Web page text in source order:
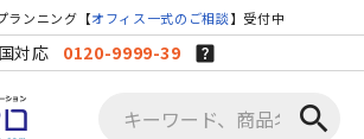
ランニング【オフィス一式のご相談】受付中
対応 0120-9999-39
search